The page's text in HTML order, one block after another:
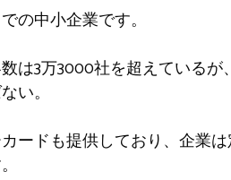
の中小企業です。
は3万3000社を超えている
い。
ードも提供しており、企業